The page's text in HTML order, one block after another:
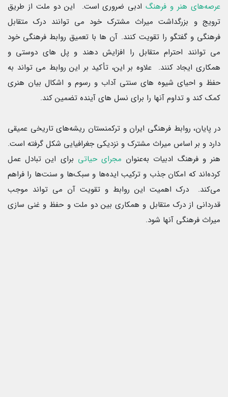
عرصه‌های هنر و فرهنگادبی ضروری است. این دو ملت از طریق
ترویج و بزرگداشت میراث مشترک خود می توانند درک متقابل
فرهنگی و گفتگو را تقویت کنند. آن ها با تعمیق روابط فرهنگی خود
می توانند احترام متقابل را افزایش دهند و پل های دوستی و
همکاری ایجاد کنند. علاوه بر این، تأکید بر این روابط می تواند به
حفظ و احیای شیوه های سنتی آداب و رسوم و اشکال بیان هنری
کمک کند و تداوم آنها را برای نسل های آینده تضمین کند.
در پایان، روابط فرهنگی ایران و ترکمنستان ریشه‌های تاریخی عمیقی
دارد و بر اساس میراث مشترک و نزدیکی جغرافیایی شکل گرفته است.
هنر و فرهنگ ادبیات به‌عنوان مجرای حیاتی برای این تبادل عمل
کرده‌اند که امکان جذب و ترکیب ایده‌ها و سبک‌ها و سنت‌ها را فراهم
می‌کند. درک اهمیت این روابط و تقویت آن می تواند موجب
قدردانی از درک متقابل و همکاری بین دو ملت و حفظ و غنی سازی
میراث فرهنگی آنها شود.